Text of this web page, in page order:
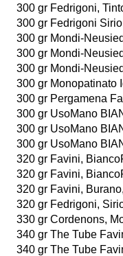
300 gr Monopatinato
300 gr Pergamena
300 gr UsoMano
320 gr Favini,
330 gr Cordenons,
340 gr The Tube
340 gr The Tube